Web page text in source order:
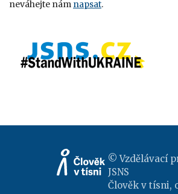
neváhejte nám napsat.
© Vzdělávací
JSNS
Člověk v tísni,